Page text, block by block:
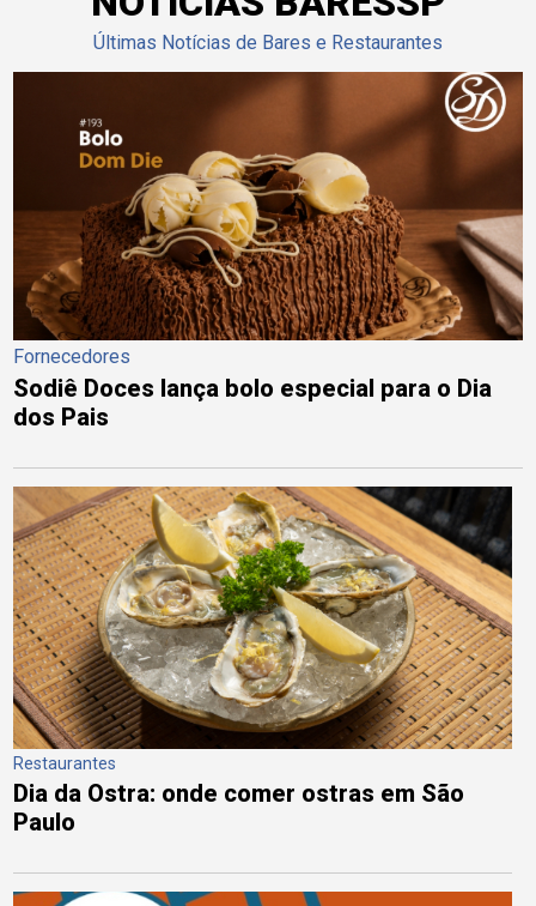
Últimas Notícias de Bares e Restaurantes
Fornecedores
Sodiê Doces lança bolo especial para o Dia
dos Pais
Restaurantes
Dia da Ostra: onde comer ostras em São
Paulo